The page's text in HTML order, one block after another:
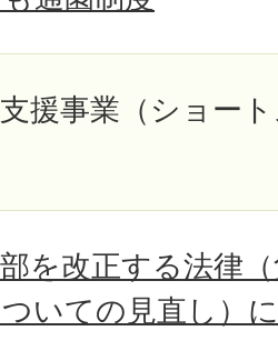
援事業（ショー
を改正する法律
いての見直し）